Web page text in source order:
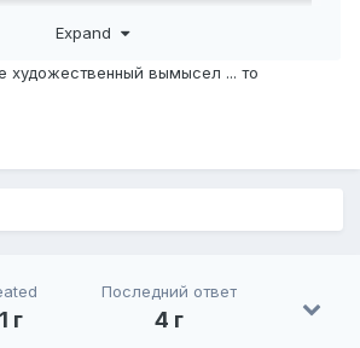
Expand
художественный вымысел ... то
г
Последний ответ
4 г